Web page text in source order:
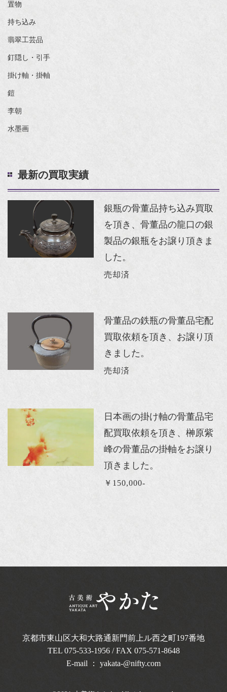
置物
持ち込み
翡翠工芸品
釘隠し・引手
掛け軸・掛軸
鎧
李朝
水墨画
最新の買取実績
銀瓶の骨董品持ち込み買取
を頂き、骨董品の龍口の銀
製品の銀瓶をお譲り頂きま
した。
売却済
骨董品の鉄瓶の骨董品宅配
買取依頼を頂き、お譲り頂
きました。
売却済
日本画の掛け軸の骨董品宅
配買取依頼を頂き、榊原紫
峰の骨董品の掛軸をお譲り
頂きました。
￥150,000-
京都市東山区大和大路通新門前上ル西之町197番地
TEL 075-533-1956/ FAX 075-571-8648
E-mail ： yakata-@nifty.com